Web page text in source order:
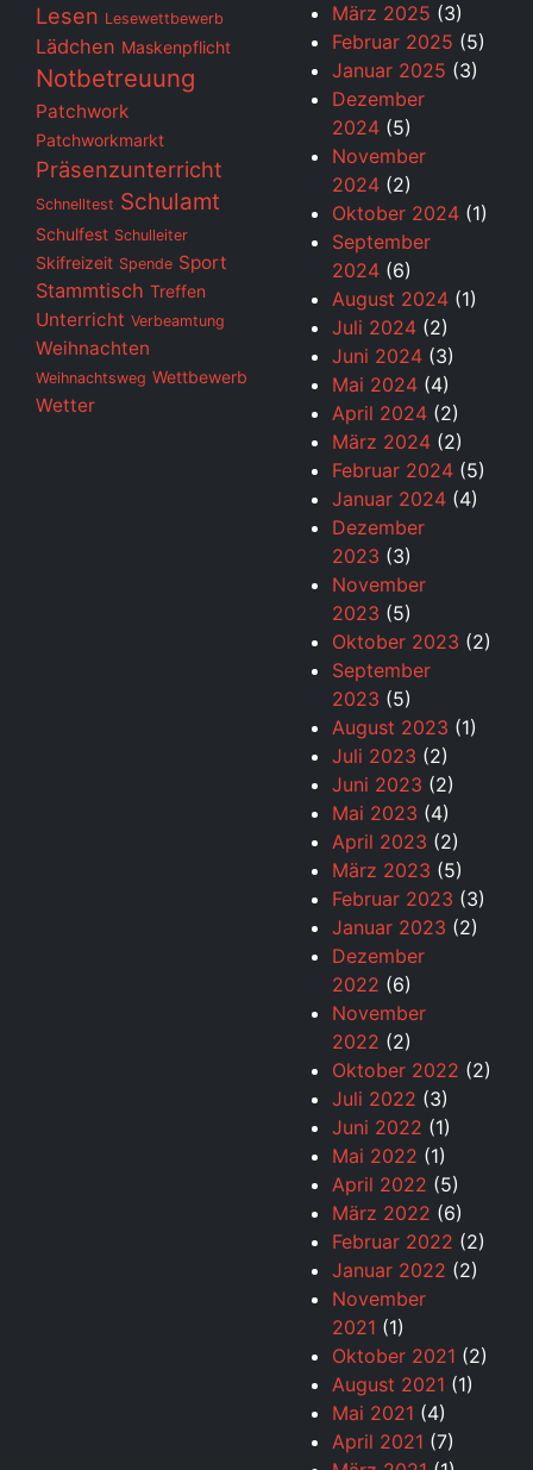
Lesen Lesewettbewerb
Lädchen Maskenpflicht
Notbetreuung
Patchwork
Patchworkmarkt
Präsenzunterricht
Schnelltest Schulamt
Schulfest Schulleiter
Skifreizeit Spende Sport
Stammtisch Treffen
Unterricht Verbeamtung
Weihnachten
Weihnachtsweg Wettbewerb
Wetter
März 2025 (3)
Februar 2025 (5)
Januar 2025 (3)
Dezember
2024 (5)
November
2024 (2)
Oktober 2024 (1)
September
2024 (6)
August 2024 (1)
Juli 2024 (2)
Juni 2024 (3)
Mai 2024 (4)
April 2024 (2)
März 2024 (2)
Februar 2024 (5)
Januar 2024 (4)
Dezember
2023 (3)
November
2023 (5)
Oktober 2023 (2)
September
2023 (5)
August 2023 (1)
Juli 2023 (2)
Juni 2023 (2)
Mai 2023 (4)
April 2023 (2)
März 2023 (5)
Februar 2023 (3)
Januar 2023 (2)
Dezember
2022 (6)
November
2022 (2)
Oktober 2022 (2)
Juli 2022 (3)
Juni 2022 (1)
Mai 2022 (1)
April 2022 (5)
März 2022 (6)
Februar 2022 (2)
Januar 2022 (2)
November
2021 (1)
Oktober 2021 (2)
August 2021 (1)
Mai 2021 (4)
April 2021 (7)